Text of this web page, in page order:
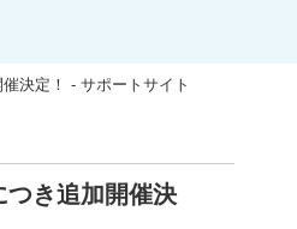
決定！ - サポートサイト
き追加開催決